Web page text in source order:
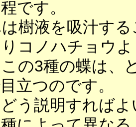
です。
樹液を吸汁す
コノハチョウ
の3種の蝶は、
立つのです。
う説明すれば